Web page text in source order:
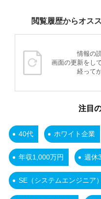
閲覧履歴からオス
情報の
画面の更新をし
経って
注目
40代 ホワイト企業
年収1,000万円 週休
SE（システムエンジニア）